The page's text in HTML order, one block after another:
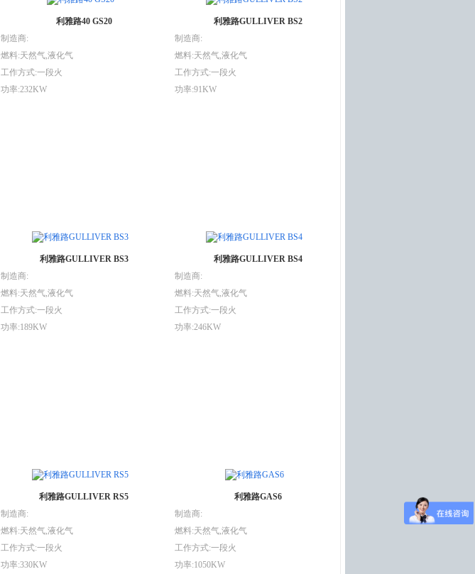
利雅路40 GS20
制造商:
燃料:天然气,液化气
工作方式:一段火
功率:232KW
利雅路GULLIVER BS2
制造商:
燃料:天然气,液化气
工作方式:一段火
功率:91KW
利雅路GULLIVER BS3
制造商:
燃料:天然气,液化气
工作方式:一段火
功率:189KW
利雅路GULLIVER BS4
制造商:
燃料:天然气,液化气
工作方式:一段火
功率:246KW
利雅路GULLIVER RS5
制造商:
燃料:天然气,液化气
工作方式:一段火
功率:330KW
利雅路GAS6
制造商:
燃料:天然气,液化气
工作方式:一段火
功率:1050KW